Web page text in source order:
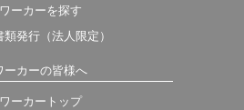
ワーカーを探す
類発行（法人限定）
ーカーの皆様へ
ワーカートップ